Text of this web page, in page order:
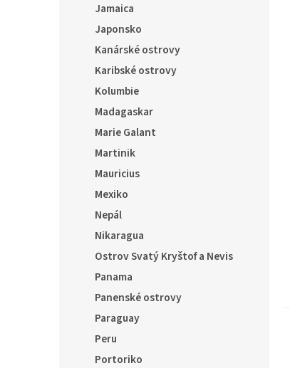
Jamaica
Japonsko
Kanárské ostrovy
Karibské ostrovy
Kolumbie
Madagaskar
Marie Galant
Martinik
Mauricius
Mexiko
Nepál
Nikaragua
Ostrov Svatý Kryštof a Nevis
Panama
Panenské ostrovy
Paraguay
Peru
Portoriko